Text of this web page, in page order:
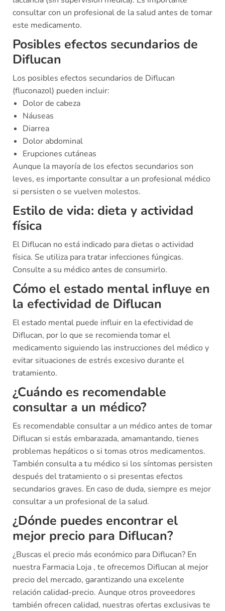
consultar con un profesional de la salud antes de tomar
este medicamento.
Posibles efectos secundarios de
Diflucan
Los posibles efectos secundarios de Diflucan
(fluconazol) pueden incluir:
Dolor de cabeza
Náuseas
Diarrea
Dolor abdominal
Erupciones cutáneas
Aunque la mayoría de los efectos secundarios son
leves, es importante consultar a un profesional médico
si persisten o se vuelven molestos.
Estilo de vida: dieta y actividad
física
El Diflucan no está indicado para dietas o actividad
física. Se utiliza para tratar infecciones fúngicas.
Consulte a su médico antes de consumirlo.
Cómo el estado mental influye en
la efectividad de Diflucan
El estado mental puede influir en la efectividad de
Diflucan, por lo que se recomienda tomar el
medicamento siguiendo las instrucciones del médico y
evitar situaciones de estrés excesivo durante el
tratamiento.
¿Cuándo es recomendable
consultar a un médico?
Es recomendable consultar a un médico antes de tomar
Diflucan si estás embarazada, amamantando, tienes
problemas hepáticos o si tomas otros medicamentos.
También consulta a tu médico si los síntomas persisten
después del tratamiento o si presentas efectos
secundarios graves. En caso de duda, siempre es mejor
consultar a un profesional de la salud.
¿Dónde puedes encontrar el
mejor precio para Diflucan?
¿Buscas el precio más económico para Diflucan? En
nuestra Farmacia Loja , te ofrecemos Diflucan al mejor
precio del mercado, garantizando una excelente
relación calidad-precio. Aunque otros proveedores
también ofrecen calidad, nuestras ofertas exclusivas te